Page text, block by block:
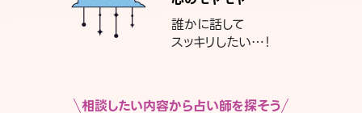
誰かに話して
スッキリしたい…！
相談したい内容から占い師を探そう